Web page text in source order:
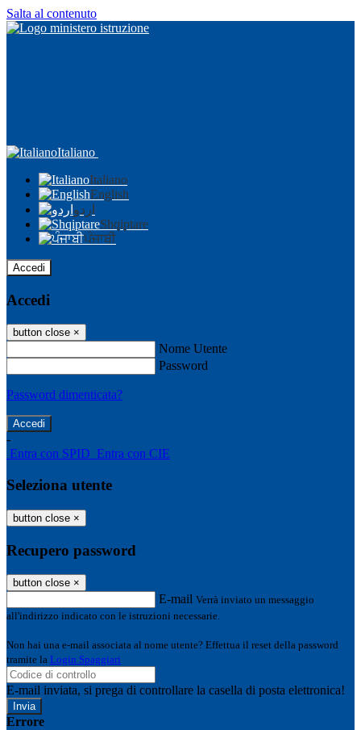
Salta al contenuto
Italiano
Italiano
English
اردو
Shqiptare
ਪੰਜਾਬੀ
Accedi
Accedi
button close ×
Nome Utente
Password
Password dimenticata?
-
Entra con SPID Entra con CIE
Seleziona utente
button close ×
Recupero password
button close ×
E-mail Verrà inviato un messaggio
all'indirizzo indicato con le istruzioni necessarie.
Non hai una e-mail associata al nome utente? Effettua il reset della password
tramite la Login Spaggiari
E-mail inviata, si prega di controllare la casella di posta elettronica!
Errore